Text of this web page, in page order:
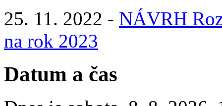
25. 11. 2022 - NÁVRH
na rok 2023
Datum a čas